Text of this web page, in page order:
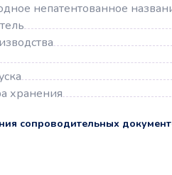
непатентованное
хранения
сопроводительных